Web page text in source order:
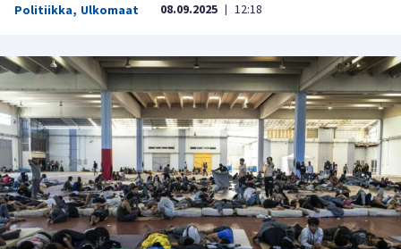
Politiikka, Ulkomaat 08.09.2025 | 12:18